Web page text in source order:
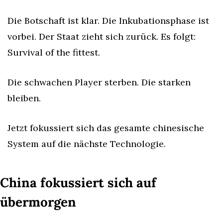
Die Botschaft ist klar. Die Inkubationsphase ist
vorbei. Der Staat zieht sich zurück. Es folgt:
Survival of the fittest.
Die schwachen Player sterben. Die starken
bleiben.
Jetzt fokussiert sich das gesamte chinesische
System auf die nächste Technologie.
China fokussiert sich auf
übermorgen